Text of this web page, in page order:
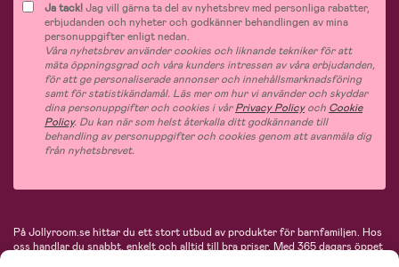
Ja tack!Jag vill gärna ta del av nyhetsbrev med personliga rabatter,
erbjudanden och nyheter och godkänner behandlingen av mina
personuppgifter enligt nedan.
Våra nyhetsbrev använder cookies och liknande tekniker för att
mäta öppningsgrad och våra kunders intressen av våra erbjudanden,
för att ge personaliserade annonser och innehållsmarknadsföring
samt för statistikändamål. Läs mer om hur vi använder och skyddar
dina personuppgifter och cookies i vårPrivacy Policyoch Cookie
Policy. Du kan när som helst återkalla ditt godkännande till
behandling av personuppgifter och cookies genom att avanmäla dig
från nyhetsbrevet.
På Jollyroom.se hittar du ett stort utbud av produkter för barnfamiljen. Hos
oss handlar du snabbt, enkelt och alltid till bra priser. Med 365 dagars öppet